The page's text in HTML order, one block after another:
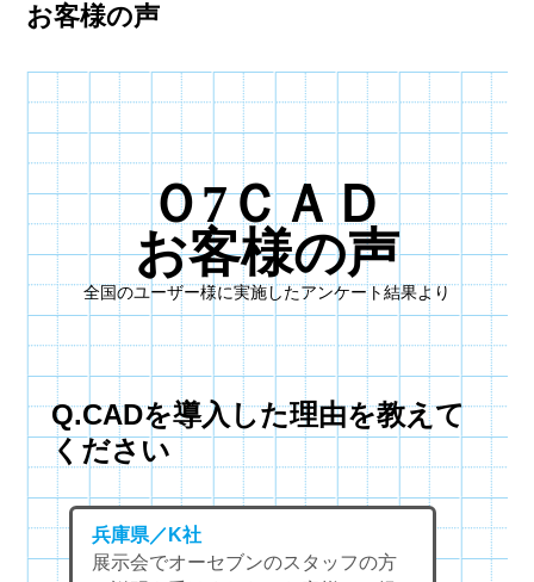
お客様の声
Ｏ7ＣＡＤ
お客様の声
全国のユーザー様に実施したアンケート結果より
Q.CADを導入した理由を教えて
ください
兵庫県／K社
展示会でオーセブンのスタッフの方